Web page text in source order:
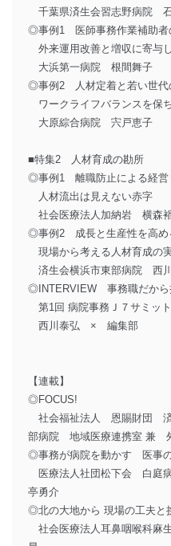
千葉県済生会習志野病院
◎事例1 医師事務作業補助者
外来運用改善と増収に寄与
大浜第一病院 根間舞子
◎事例2 人材定着と若い世代
ワークライフバランスを保
大原綜合病院 宍戸恵子
■特集2 人材育成の勘所
◎事例1 離職防止による経営
人材流出は見えない赤字
社会医療法人加納岩 横森
◎事例2 成長と生産性を高め
現場から考える人材育成の
済生会横浜市東部病院 西
◎INTERVIEW 事務職だから
第1回 病院事務Ｊ７サミッ
西川泰弘 × 編集部
【連載】
◎FOCUS!
社会福祉法人 恩賜財団 済
部病院 地域医療連携室 兼
◎事務が病院を動かす 医事
医療法人社団松下会 白
亭勇介
◎北の大地から 現場の工夫と
社会医療法人耳鼻咽喉科